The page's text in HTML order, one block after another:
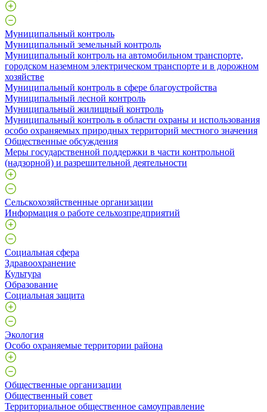
Муниципальный контроль
Муниципальный земельный контроль
Муниципальный контроль на автомобильном транспорте,
городском наземном электрическом транспорте и в дорожном
хозяйстве
Муниципальный контроль в сфере благоустройства
Муниципальный лесной контроль
Муниципальный жилищный контроль
Муниципальный контроль в области охраны и использования
особо охраняемых природных территорий местного значения
Общественные обсуждения
Меры государственной поддержки в части контрольной
(надзорной) и разрешительной деятельности
Сельскохозяйственные организации
Информация о работе сельхозпредприятий
Социальная сфера
Здравоохранение
Культура
Образование
Социальная защита
Экология
Особо охраняемые территории района
Общественные организации
Общественный совет
Территориальное общественное самоуправление